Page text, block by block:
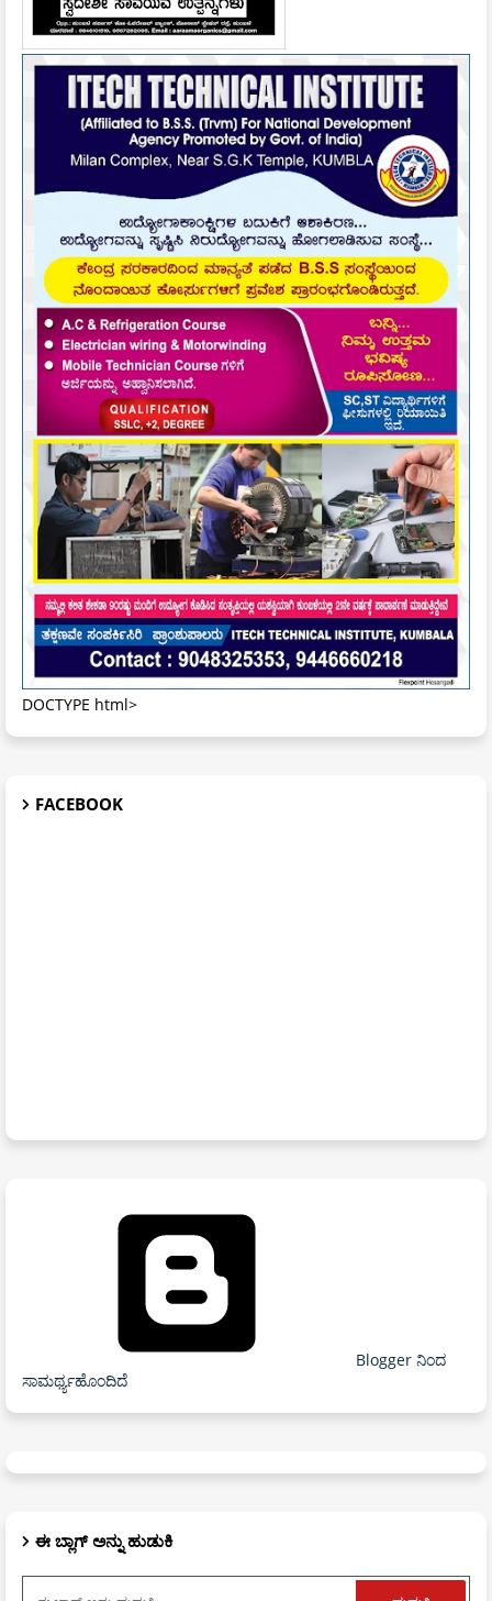
DOCTYPE html>
FACEBOOK
Blogger ನಿಂದ
ಸಾಮರ್ಥ್ಯಹೊಂದಿದೆ
ಈ ಬ್ಲಾಗ್ ಅನ್ನು ಹುಡುಕಿ